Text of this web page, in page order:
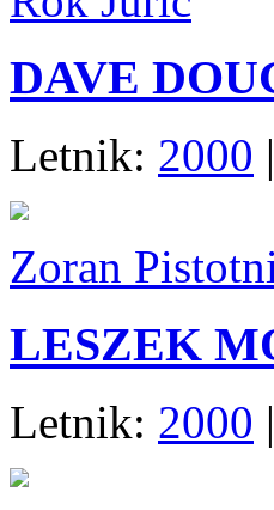
DAVE
Letnik: 2000
Zoran
LESZEK
Letnik: 2000